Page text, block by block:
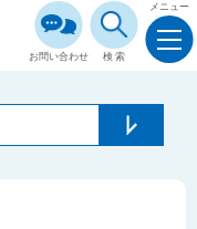
お問い合わせ 検索
メニュー